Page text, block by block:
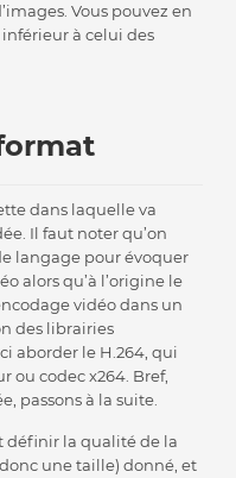
Vous pouvez en
à celui des
dans laquelle va
Il faut noter qu’on
langage pour évoquer
alors qu’à l’origine le
vidéo dans un
des librairies
aborder le H.264, qui
ou codec x264. Bref,
passons à la suite.
définir la qualité de la
une taille) donné, et